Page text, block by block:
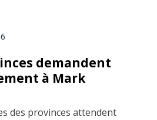
demandent
à Mark
des provinces attendent